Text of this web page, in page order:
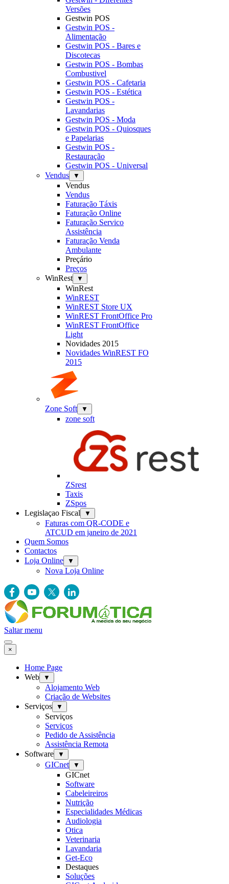
Versões
Gestwin POS
Gestwin POS -
Alimentação
Gestwin POS - Bares e
Discotecas
Gestwin POS - Bombas
Combustivel
Gestwin POS - Cafetaria
Gestwin POS - Estética
Gestwin POS -
Lavandarias
Gestwin POS - Moda
Gestwin POS - Quiosques
e Papelarias
Gestwin POS -
Restauração
Gestwin POS - Universal
Vendus
▼
Vendus
Vendus
Faturação Táxis
Faturação Online
Faturação Servico
Assistência
Faturação Venda
Ambulante
Preçário
Preços
WinRest
▼
WinRest
WinREST
WinREST Store UX
WinREST FrontOffice Pro
WinREST FrontOffice
Light
Novidades 2015
Novidades WinREST FO
2015
Zone Soft ▼
zone soft
ZSrest
Taxis
ZSpos
Legislaçao Fiscal
▼
Faturas com QR-CODE e
ATCUD em janeiro de 2021
Quem Somos
Contactos
Loja Online
▼
Nova Loja Online
Saltar menu
×
Home Page
Web
▼
Alojamento Web
Criação de Websites
Serviços
▼
Serviços
Serviços
Pedido de Assistência
Assistência Remota
Software
▼
GICnet ▼
GICnet
Software
Cabeleireiros
Nutrição
Especialidades Médicas
Audiologia
Otica
Veterinaria
Lavandaria
Get-Eco
Destaques
Soluções